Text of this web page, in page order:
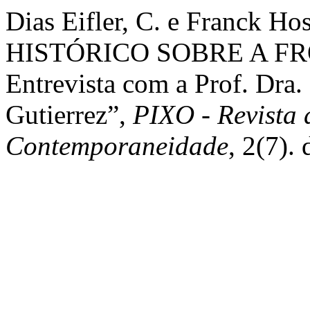
Dias Eifler, C. e Franck
HISTÓRICO SOBRE A
Entrevista com a Prof.
Gutierrez”, PIXO - Revista
Contemporaneidade, 2(7).